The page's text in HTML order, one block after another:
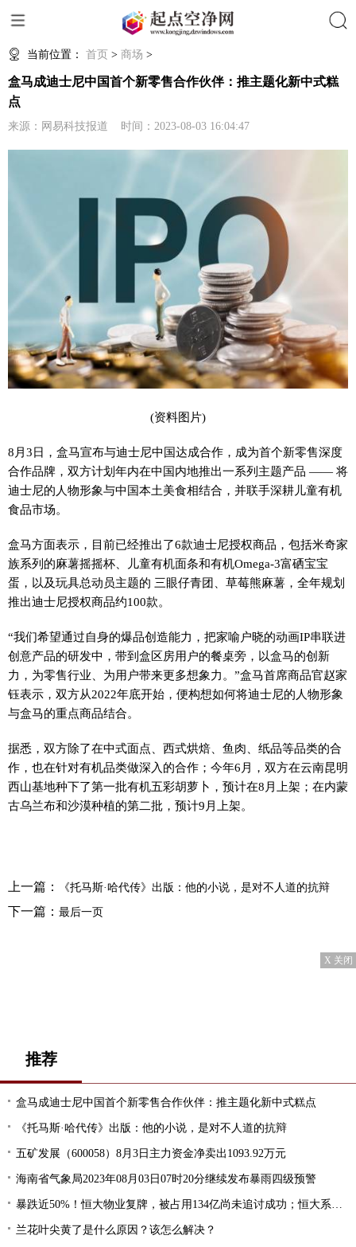
当前位置： 首页 > 商场 >
盒马成迪士尼中国首个新零售合作伙伴：推主题化新中式糕
点
来源：网易科技报道 时间：2023-08-03 16:04:47
(资料图片)
8月3日，盒马宣布与迪士尼中国达成合作，成为首个新零售深度
合作品牌，双方计划年内在中国内地推出一系列主题产品 —— 将
迪士尼的人物形象与中国本土美食相结合，并联手深耕儿童有机
食品市场。
盒马方面表示，目前已经推出了6款迪士尼授权商品，包括米奇家
族系列的麻薯摇摇杯、儿童有机面条和有机Omega-3富硒宝宝
蛋，以及玩具总动员主题的 三眼仔青团、草莓熊麻薯，全年规划
推出迪士尼授权商品约100款。
“我们希望通过自身的爆品创造能力，把家喻户晓的动画IP串联进
创意产品的研发中，带到盒区房用户的餐桌旁，以盒马的创新
力，为零售行业、为用户带来更多想象力。”盒马首席商品官赵家
钰表示，双方从2022年底开始，便构想如何将迪士尼的人物形象
与盒马的重点商品结合。
据悉，双方除了在中式面点、西式烘焙、鱼肉、纸品等品类的合
作，也在针对有机品类做深入的合作；今年6月，双方在云南昆明
西山基地种下了第一批有机五彩胡萝卜，预计在8月上架；在内蒙
古乌兰布和沙漠种植的第二批，预计9月上架。
上一篇： 《托马斯·哈代传》出版：他的小说，是对不人道的抗辩
下一篇： 最后一页
X 关闭
推荐
盒马成迪士尼中国首个新零售合作伙伴：推主题化新中式糕点
《托马斯·哈代传》出版：他的小说，是对不人道的抗辩
五矿发展（600058）8月3日主力资金净卖出1093.92万元
海南省气象局2023年08月03日07时20分继续发布暴雨四级预警
暴跌近50%！恒大物业复牌，被占用134亿尚未追讨成功；恒大系第二家上市公司迎来复牌
兰花叶尖黄了是什么原因？该怎么解决？